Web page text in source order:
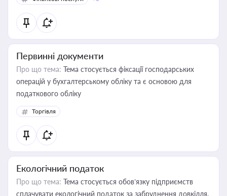
Первинні документи
Про що тема: Тема стосується фіксації господарських
операцій у бухгалтерському обліку та є основою для
податкового обліку
Торгівля
Екологічний податок
Про що тема: Тема стосується обов’язку підприємств
сплачувати екологічний податок за забруднення довкілля.